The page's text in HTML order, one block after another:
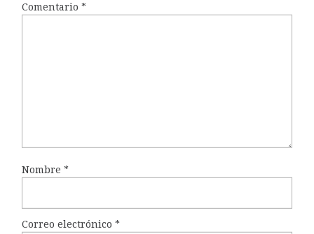
Comentario *
Nombre *
Correo electrónico *